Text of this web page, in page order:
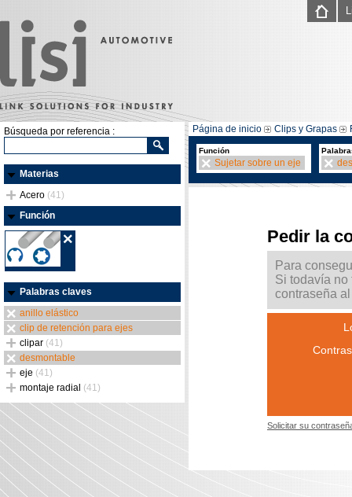
Búsqueda por referencia :
Materias
Acero (41)
Función
Palabras claves
anillo elástico
clip de retención para ejes
clipar (41)
desmontable
eje (41)
montaje radial (41)
Página de inicio Clips y Grapas
Función
Sujetar sobre un eje
Pedir la
Para
Si todavía no
contraseña
Solicitar su